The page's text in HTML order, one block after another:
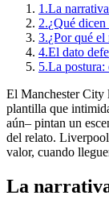
1.La
2.¿Qué
3.¿Por qué
4.El dato
5.La postura:
El Manchester City
plantilla que
aún– pintan un
del relato.
valor, cuando
La